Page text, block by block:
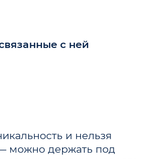
с ней
и нельзя
можно держать под